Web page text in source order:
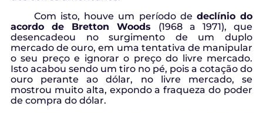
Com isto, houve um período de declínio do
acordo de Bretton Woods (1968 a 1971), que
desencadeou no surgimento de um duplo
mercado de ouro, em uma tentativa de manipular
o seu preço e ignorar o preço do livre mercado.
Isto acabou sendo um tiro no pé, pois a cotação do
ouro perante ao dólar, no livre mercado, se
mostrou muito alta, expondo a fraqueza do poder
de compra do dólar.